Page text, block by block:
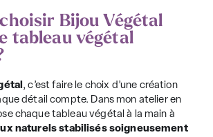
Bijou Végétal
tableau végétal
, c’est faire le choix d’une création
détail compte. Dans mon atelier en
chaque tableau végétal à la main à
naturels stabilisés soigneusement